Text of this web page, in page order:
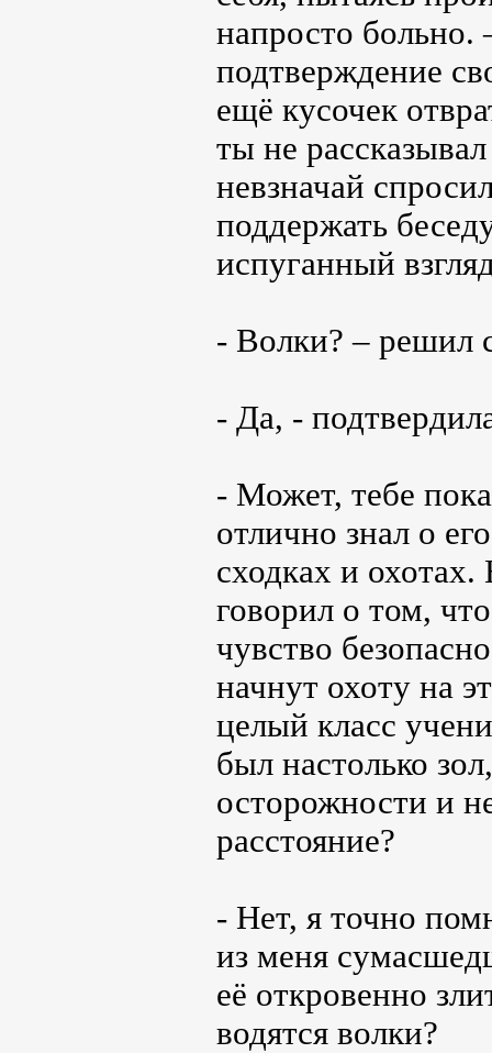
напросто
подтверждение
ещё кусочек
ты не
невзначай
поддержать
испуганный
- Волки? – решил
- Да, -
- Может, тебе
отлично знал о
сходках и
говорил о том,
чувство
начнут охоту на
целый класс
был настолько
осторожности и
расстояние?
- Нет, я точно
из меня
её откровенно
водятся волки?